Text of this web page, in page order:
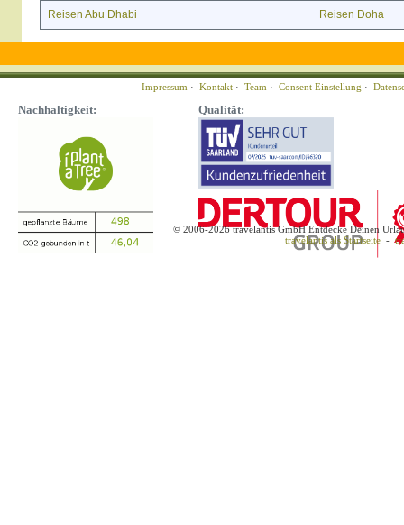
Reisen Abu Dhabi Reisen Doha
Impressum · Kontakt · Team · Consent Einstellung ·
Nachhaltigkeit: Qualität:
© 2006-2026 travelantis GmbH Entdecke Deinen
travelantis als Startseite -